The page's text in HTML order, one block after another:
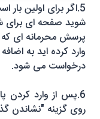
5.اگر برای اولین
شوید صفحه ای برای
پرسش محرمانه ای که
وارد کرده اید به
درخواست می شود.
6.پس از وارد کردن
روی گزینه "نشاندن